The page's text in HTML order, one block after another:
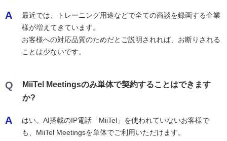
A
最近では、トレーニング用途などで全ての商談を録画する企業
様が増えてきています。
お客様への対応品質のためだとご説明されれば、お断りされる
ことは少ないです。
Q
MiiTel Meetingsのみ単体で契約することはできます
か?
A
はい。AI搭載のIP電話「MiiTel」を使われていないお客様で
も、MiiTel Meetingsを単体でご利用いただけます。